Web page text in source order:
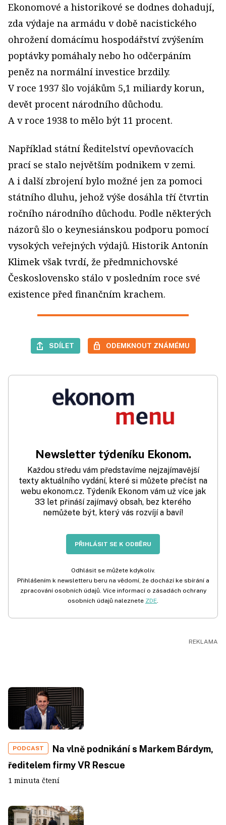
Ekonomové a historikové se dodnes dohadují,
zda výdaje na armádu v době nacistického
ohrožení domácímu hospodářství zvýšením
poptávky pomáhaly nebo ho odčerpáním
peněz na normální investice brzdily.
V roce 1937 šlo vojákům 5,1 miliardy korun,
devět procent národního důchodu.
A v roce 1938 to mělo být 11 procent.
Například státní Ředitelství opevňovacích
prací se stalo největším podnikem v zemi.
A i další zbrojení bylo možné jen za pomoci
státního dluhu, jehož výše dosáhla tří čtvrtin
ročního národního důchodu. Podle některých
názorů šlo o keynesiánskou podporu pomocí
vysokých veřejných výdajů. Historik Antonín
Klimek však tvrdí, že předmnichovské
Československo stálo v posledním roce své
existence před finančním krachem.
SDÍLET ODEMKNOUT ZNÁMÉMU
Newsletter týdeníku Ekonom.
Každou středu vám představíme nejzajímavější
texty aktuálního vydání, které si můžete přečíst na
webu ekonom.cz. Týdeník Ekonom vám už více jak
33 let přináší zajímavý obsah, bez kterého
nemůžete být, který vás rozvíjí a baví!
PŘIHLÁSIT SE K ODBĚRU
Odhlásit se můžete kdykoliv.
Přihlášením k newsletteru beru na vědomí, že dochází ke sbírání a
zpracování osobních údajů. Více informací o zásadách ochrany
osobních údajů naleznete ZDE
PODCAST
Na vlně podnikání s Markem Bárdym,
ředitelem firmy VR Rescue
1 minuta čtení